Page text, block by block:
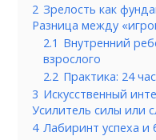
2 Зрелость как
Разница между
2.1 Внутренний
взрослого
2.2 Практика: 24
3 Искусственный
Усилитель силы или
4 Лабиринт успеха и